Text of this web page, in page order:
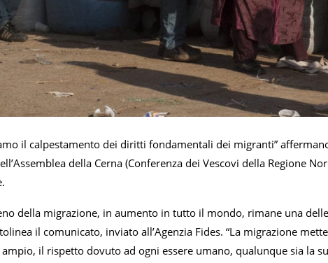
il calpestamento dei diritti fondamentali dei migranti”
della Cerna (Conferenza dei Vescovi della Regione
della migrazione, in aumento in tutto il mondo, rimane una
il comunicato, inviato all’Agenzia Fides. “La migrazione
il rispetto dovuto ad ogni essere umano, qualunque sia la